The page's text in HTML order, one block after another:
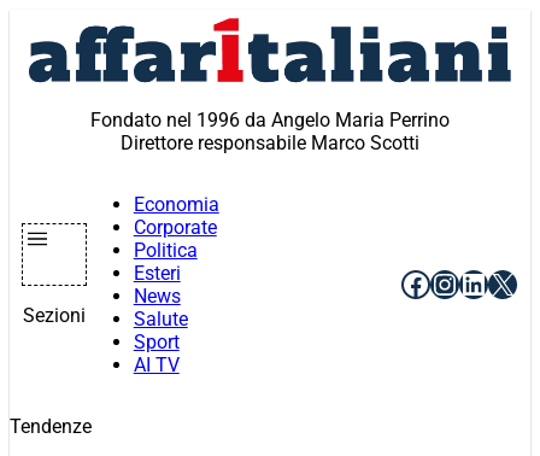
contenuto
Fondato nel 1996 da Angelo Maria Perrino
Direttore responsabile Marco Scotti
Sezioni
Economia
Corporate
Politica
Esteri
News
Salute
Sport
AI TV
Facebook
X
Tendenze